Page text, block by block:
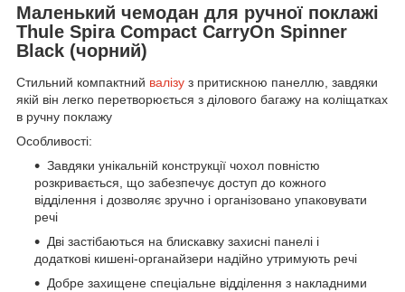
Маленький чемодан для ручної поклажі
Thule Spira Compact CarryOn Spinner
Black (чорний)
Стильний компактний валізу з притискною панеллю, завдяки
якій він легко перетворюється з ділового багажу на коліщатках
в ручну поклажу
Особливості:
Завдяки унікальній конструкції чохол повністю
розкривається, що забезпечує доступ до кожного
відділення і дозволяє зручно і організовано упаковувати
речі
Дві застібаються на блискавку захисні панелі і
додаткові кишені-органайзери надійно утримують речі
Добре захищене спеціальне відділення з накладними